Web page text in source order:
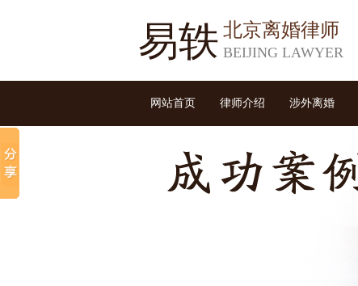
易轶 北京离婚律师
BEIJING LAWYER
网站首页 律师介绍 涉外离婚